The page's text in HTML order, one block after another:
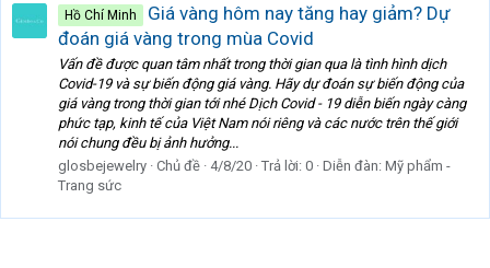
Hồ Chí Minh
Giá vàng hôm nay tăng hay giảm? Dự
đoán giá vàng trong mùa Covid
Vấn đề được quan tâm nhất trong thời gian qua là tình hình dịch
Covid-19 và sự biến động giá vàng. Hãy dự đoán sự biến động của
giá vàng trong thời gian tới nhé Dịch Covid - 19 diễn biến ngày càng
phức tạp, kinh tế của Việt Nam nói riêng và các nước trên thế giới
nói chung đều bị ảnh hưởng...
glosbejewelry Chủ đề 4/8/20 Trả lời: 0 Diễn đàn: Mỹ phẩm -
Trang sức